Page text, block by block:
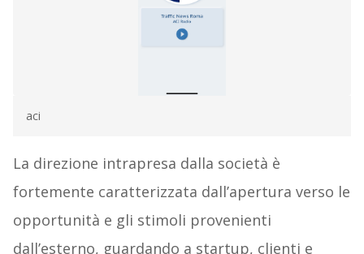
aci
La direzione intrapresa dalla società è
fortemente caratterizzata dall’apertura verso le
opportunità e gli stimoli provenienti
dall’esterno, guardando a startup, clienti e